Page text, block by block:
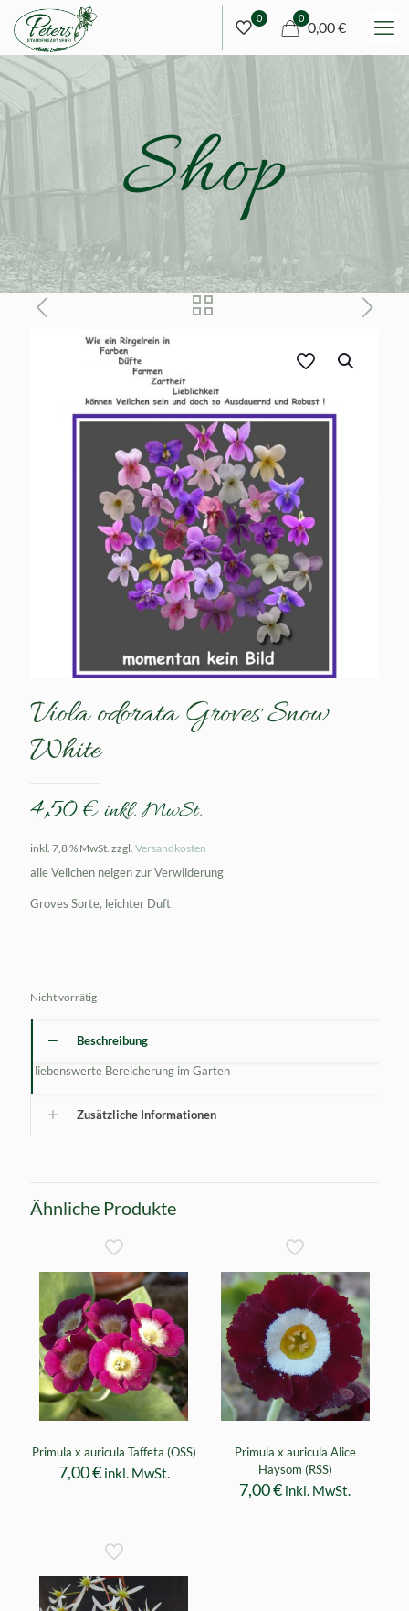
0 0
0,00 €
Shop
Viola odorata Groves Snow
White
4,50€ inkl. MwSt.
inkl. 7,8 % MwSt. zzgl. Versandkosten
alle Veilchen neigen zur Verwilderung
Groves Sorte, leichter Duft
Nicht vorrätig
Beschreibung
liebenswerte Bereicherung im Garten
Zusätzliche Informationen
Ähnliche Produkte
Primula x auricula Taffeta (OSS)
7,00€ inkl. MwSt.
Primula x auricula Alice
Haysom (RSS)
7,00€ inkl. MwSt.